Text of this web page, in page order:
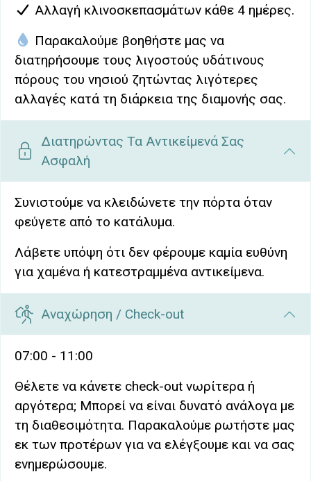
Αλλαγή κλινοσκεπασμάτων κάθε 4 ημέρες.
Παρακαλούμε βοηθήστε μας να
διατηρήσουμε τους λιγοστούς υδάτινους
πόρους του νησιού ζητώντας λιγότερες
αλλαγές κατά τη διάρκεια της διαμονής σας.
Διατηρώντας Τα Αντικείμενά Σας
Ασφαλή
Συνιστούμε να κλειδώνετε την πόρτα όταν
φεύγετε από το κατάλυμα.
Λάβετε υπόψη ότι δεν φέρουμε καμία ευθύνη
για χαμένα ή κατεστραμμένα αντικείμενα.
Αναχώρηση / Check-out
07:00 - 11:00
Θέλετε να κάνετε check-out νωρίτερα ή
αργότερα; Μπορεί να είναι δυνατό ανάλογα με
τη διαθεσιμότητα. Παρακαλούμε ρωτήστε μας
εκ των προτέρων για να ελέγξουμε και να σας
ενημερώσουμε.